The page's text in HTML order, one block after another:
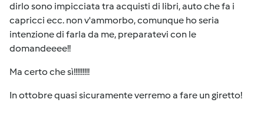
dirlo sono impicciata tra acquisti di libri, auto che fa i
capricci ecc. non v'ammorbo, comunque ho seria
intenzione di farla da me, preparatevi con le
domandeeee!!
Ma certo che sì!!!!!!!!!
In ottobre quasi sicuramente verremo a fare un giretto!